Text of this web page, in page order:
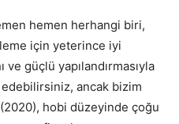
hemen herhangi biri,
için yeterince iyi
güçlü yapılandırmasıyla
ancak bizim
hobi düzeyinde çoğu